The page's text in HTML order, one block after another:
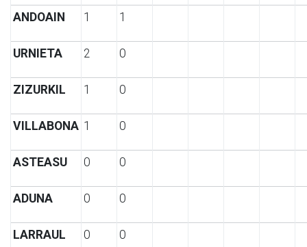
ANDOAIN 1 1
URNIETA 2 0
ZIZURKIL 1 0
VILLABONA 1 0
ASTEASU 0 0
ADUNA 0 0
LARRAUL 0 0